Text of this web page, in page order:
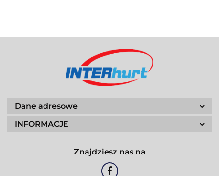
Dane adresowe
INFORMACJE
Znajdziesz nas na